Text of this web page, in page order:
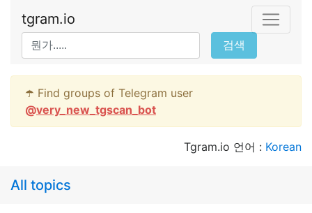
tgram.io
검색
☂️ Find groups of Telegram user
@very_new_tgscan_bot
Tgram.io 언어 : Korean
All topics